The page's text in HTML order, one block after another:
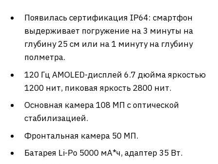
Появилась сертификация IP64: смартфон
выдерживает погружение на 3 минуты на
глубину 25 см или на 1 минуту на глубину
полметра.
120 Гц AMOLED-дисплей 6.7 дюйма яркостью
1200 нит, пиковая яркость 2800 нит.
Основная камера 108 МП с оптической
стабилизацией.
Фронтальная камера 50 МП.
Батарея Li-Po 5000 мА*ч, адаптер 35 Вт.